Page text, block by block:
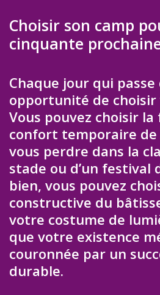
Choisir son camp
cinquante
Chaque jour qui
opportunité de choisir
Vous pouvez choisir
confort temporaire
vous perdre dans la
stade ou d’un festival
bien, vous pouvez
constructive du
votre costume de
que votre existence
couronnée par un
durable.